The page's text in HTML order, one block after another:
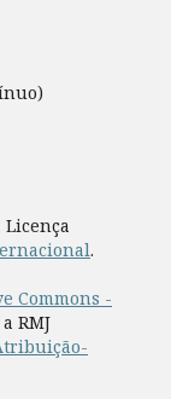
.
Commons -
RMJ